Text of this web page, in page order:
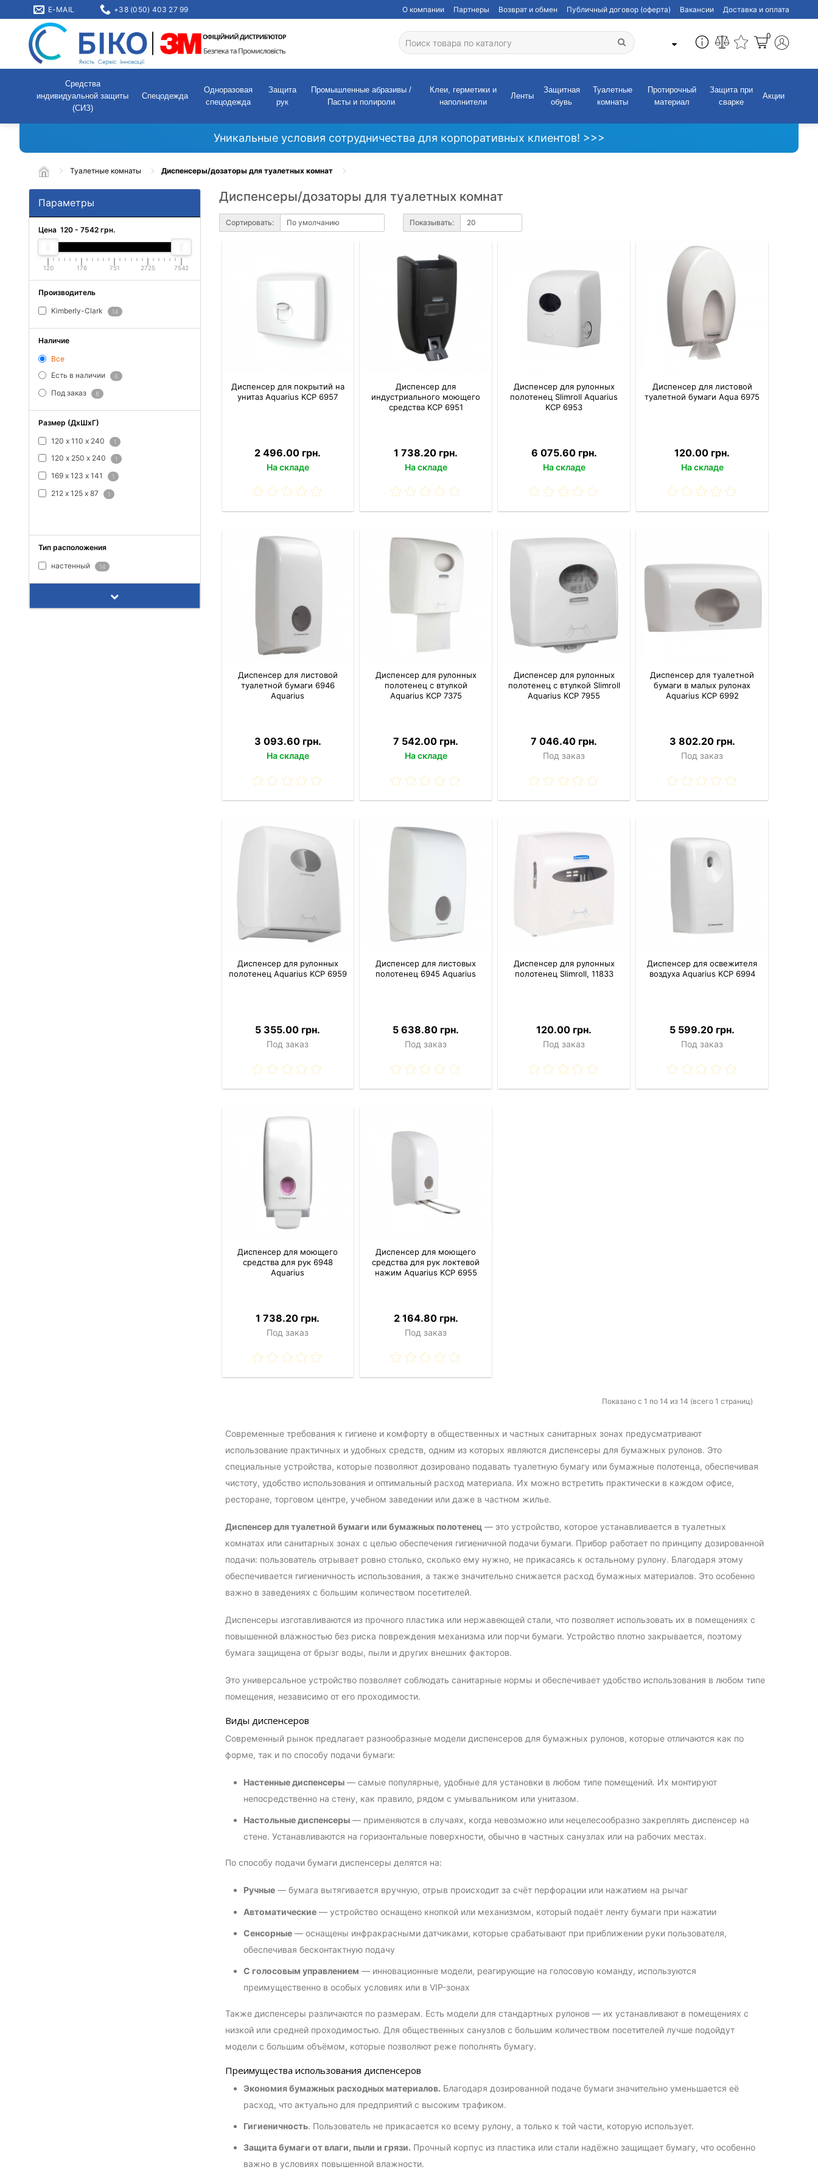
E-MAIL +38 (050) 403 27 99 О компании Партнеры Возврат и обмен Публичный договор (оферта) Вакансии Доставка и оплата
0
Средства
индивидуальной защиты
(СИЗ)
Спецодежда
Одноразовая
спецодежда
Защита
рук
Промышленные абразивы /
Пасты и полироли
Клеи, герметики и
наполнители
Ленты
Защитная
обувь
Туалетные
комнаты
Протирочный
материал
Защита при
сварке
Акции
Уникальные условия сотрудничества для корпоративных клиентов! >>>
Туалетные комнаты Диспенсеры/дозаторы для туалетных комнат
Параметры
Цена 120 - 7542 грн.
120 176 751 2725 7542
Производитель
Kimberly-Clark 14
Наличие
Все
Есть в наличии
6
Под заказ 8
Размер (ДхШхГ)
120 х 110 х 240 1
120 х 250 х 240 1
169 х 123 х 141 1
212 х 125 х 87 1
Тип расположения
настенный 14
Диспенсеры/дозаторы для туалетных комнат
Сортировать: Показывать:
Диспенсер для покрытий на
унитаз Aquarius KCP 6957
2 496.00 грн.
На складе
Диспенсер для
индустриального моющего
средства KCP 6951
1 738.20 грн.
На складе
Диспенсер для рулонных
полотенец Slimroll Aquarius
KCP 6953
6 075.60 грн.
На складе
Диспенсер для листовой
туалетной бумаги Aqua 6975
120.00 грн.
На складе
Диспенсер для листовой
туалетной бумаги 6946
Aquarius
3 093.60 грн.
На складе
Диспенсер для рулонных
полотенец с втулкой
Aquarius KCP 7375
7 542.00 грн.
На складе
Диспенсер для рулонных
полотенец с втулкой Slimroll
Aquarius KCP 7955
7 046.40 грн.
Под заказ
Диспенсер для туалетной
бумаги в малых рулонах
Aquarius KCP 6992
3 802.20 грн.
Под заказ
Диспенсер для рулонных
полотенец Aquarius KCP 6959
5 355.00 грн.
Под заказ
Диспенсер для листовых
полотенец 6945 Aquarius
5 638.80 грн.
Под заказ
Диспенсер для рулонных
полотенец Slimroll, 11833
120.00 грн.
Под заказ
Диспенсер для освежителя
воздуха Aquarius KCP 6994
5 599.20 грн.
Под заказ
Диспенсер для моющего
средства для рук 6948
Aquarius
1 738.20 грн.
Под заказ
Диспенсер для моющего
средства для рук локтевой
нажим Aquarius KCP 6955
2 164.80 грн.
Под заказ
Показано с 1 по 14 из 14 (всего 1 страниц)
Современные требования к гигиене и комфорту в общественных и частных санитарных зонах предусматривают
использование практичных и удобных средств, одним из которых являются диспенсеры для бумажных рулонов. Это
специальные устройства, которые позволяют дозировано подавать туалетную бумагу или бумажные полотенца, обеспечивая
чистоту, удобство использования и оптимальный расход материала. Их можно встретить практически в каждом офисе,
ресторане, торговом центре, учебном заведении или даже в частном жилье.
Диспенсер для туалетной бумаги или бумажных полотенец— это устройство, которое устанавливается в туалетных
комнатах или санитарных зонах с целью обеспечения гигиеничной подачи бумаги. Прибор работает по принципу дозированной
подачи: пользователь отрывает ровно столько, сколько ему нужно, не прикасаясь к остальному рулону. Благодаря этому
обеспечивается гигиеничность использования, а также значительно снижается расход бумажных материалов. Это особенно
важно в заведениях с большим количеством посетителей.
Диспенсеры изготавливаются из прочного пластика или нержавеющей стали, что позволяет использовать их в помещениях с
повышенной влажностью без риска повреждения механизма или порчи бумаги. Устройство плотно закрывается, поэтому
бумага защищена от брызг воды, пыли и других внешних факторов.
Это универсальное устройство позволяет соблюдать санитарные нормы и обеспечивает удобство использования в любом типе
помещения, независимо от его проходимости.
Виды диспенсеров
Современный рынок предлагает разнообразные модели диспенсеров для бумажных рулонов, которые отличаются как по
форме, так и по способу подачи бумаги:
Настенные диспенсеры— самые популярные, удобные для установки в любом типе помещений. Их монтируют
непосредственно на стену, как правило, рядом с умывальником или унитазом.
Настольные диспенсеры— применяются в случаях, когда невозможно или нецелесообразно закреплять диспенсер на
стене. Устанавливаются на горизонтальные поверхности, обычно в частных санузлах или на рабочих местах.
По способу подачи бумаги диспенсеры делятся на:
Ручные— бумага вытягивается вручную, отрыв происходит за счёт перфорации или нажатием на рычаг
Автоматические— устройство оснащено кнопкой или механизмом, который подаёт ленту бумаги при нажатии
Сенсорные— оснащены инфракрасными датчиками, которые срабатывают при приближении руки пользователя,
обеспечивая бесконтактную подачу
С голосовым управлением — инновационные модели, реагирующие на голосовую команду, используются
преимущественно в особых условиях или в VIP-зонах
Также диспенсеры различаются по размерам. Есть модели для стандартных рулонов — их устанавливают в помещениях с
низкой или средней проходимостью. Для общественных санузлов с большим количеством посетителей лучше подойдут
модели с большим объёмом, которые позволяют реже пополнять бумагу.
Преимущества использования диспенсеров
Экономия бумажных расходных материалов. Благодаря дозированной подаче бумаги значительно уменьшается её
расход, что актуально для предприятий с высоким трафиком.
Гигиеничность. Пользователь не прикасается ко всему рулону, а только к той части, которую использует.
Защита бумаги от влаги, пыли и грязи. Прочный корпус из пластика или стали надёжно защищает бумагу, что особенно
важно в условиях повышенной влажности.